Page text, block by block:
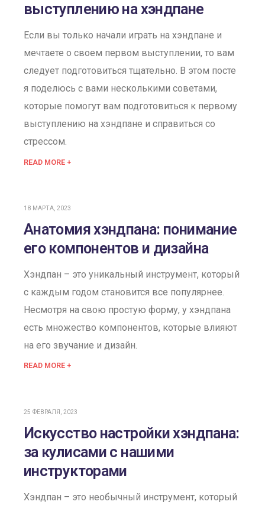
выступлению на хэндпане
Если вы только начали играть на хэндпане и
мечтаете о своем первом выступлении, то вам
следует подготовиться тщательно. В этом посте
я поделюсь с вами несколькими советами,
которые помогут вам подготовиться к первому
выступлению на хэндпане и справиться со
стрессом.
READ MORE +
18 МАРТА, 2023
Анатомия хэндпана: понимание
его компонентов и дизайна
Хэндпан – это уникальный инструмент, который
с каждым годом становится все популярнее.
Несмотря на свою простую форму, у хэндпана
есть множество компонентов, которые влияют
на его звучание и дизайн.
READ MORE +
25 ФЕВРАЛЯ, 2023
Искусство настройки хэндпана:
за кулисами с нашими
инструкторами
Хэндпан – это необычный инструмент, который